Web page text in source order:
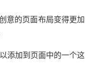
意的页面布局变得更加
添加到页面中的一个这